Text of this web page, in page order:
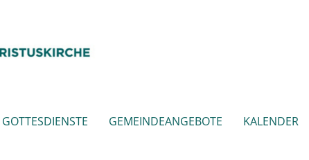
GOTTESDIENSTE GEMEINDEANGEBOTE
KALENDER